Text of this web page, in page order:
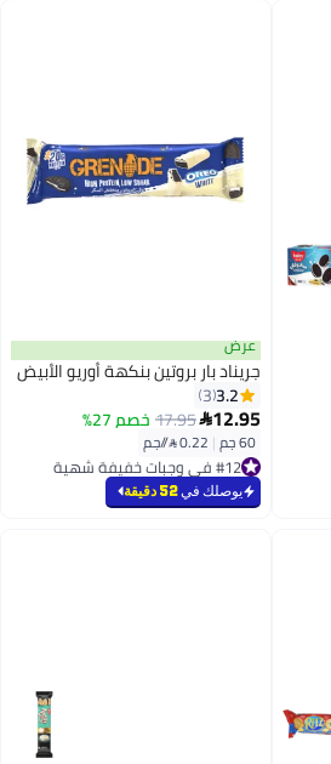
عرض
جريناد بار بروتين بنكهة أوريو الأبيض
3.2
3
12.95
17.95خصم 27%
60 جم |
#12 في وجبات خفيفة شهية
#12 في وجبات خفيفة شهية
يوصلك في52 دقيقة